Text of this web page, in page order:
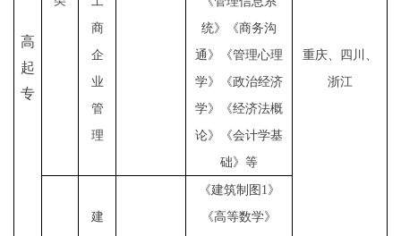
高
起
专
重庆、四川、
浙江
商
企
业
管
理
统》《商务沟
通》《管理心理
学》《政治经济
学》《经济法概
论》《会计学基
础》等
建
《建筑制图 1》
《高等数学》